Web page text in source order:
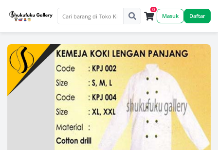
0
Masuk Daftar